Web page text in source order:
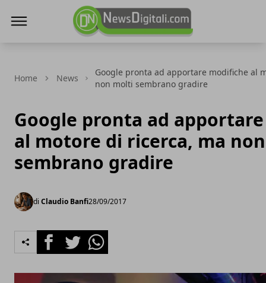
Home News
Google pronta ad apportare modifiche al
non molti sembrano gradire
Google pronta ad
al motore di ricerca, ma
sembrano gradire
di Claudio Banfi28/09/2017
FacebookTwitterWhatsapp